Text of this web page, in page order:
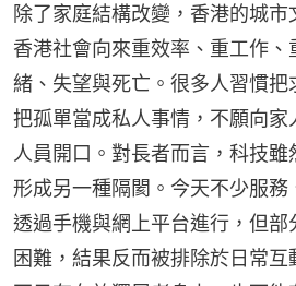
除了家庭結構改變，香港的城市
香港社會向來重效率、重工作
緒、失望與死亡。很多人習慣把
把孤單當成私人事情，不願向家
人員開口。對長者而言，科技
形成另一種隔閡。今天不少服
透過手機與網上平台進行，但部
困難，結果反而被排除於日常